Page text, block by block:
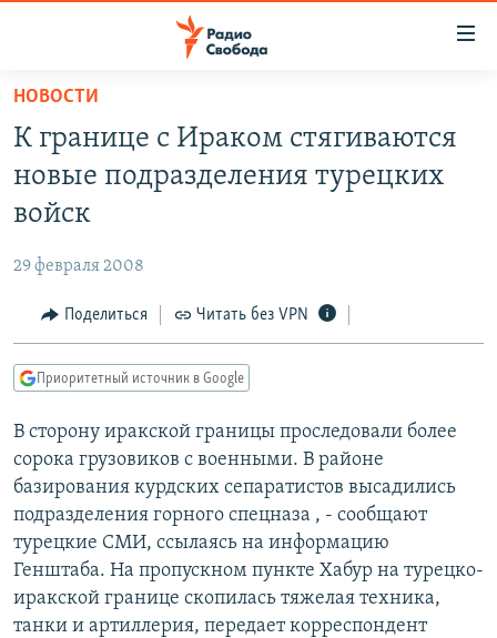
упрощенного
доступа
основному
Вернутся
Вернутся
поиску
ПОДКАСТЫ
АВТОРСКИЕ ПРОЕКТЫ
МНЕНИЯ
КУЛЬТУРА
КАВКАЗ.РЕАЛИИ
СЕВЕР.РЕАЛИИ
СИБИРЬ.РЕАЛИИ
РАСПИСАНИЕ ВЕЩАНИЯ
ПОДПИШИТЕСЬ НА РАССЫЛКУ
НОВОСТИ
К границе с Ираком стягиваются
новые подразделения турецких
войск
29 февраля 2008
Поделиться Читать без VPN
Приоритетный источник в Google
В сторону иракской границы проследовали более
сорока грузовиков с военными. В районе
базирования курдских сепаратистов высадились
подразделения горного спецназа , - сообщают
турецкие СМИ, ссылаясь на информацию
Генштаба. На пропускном пункте Хабур на турецко-
иракской границе скопилась тяжелая техника,
танки и артиллерия, передает корреспондент